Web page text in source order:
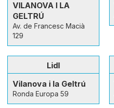
VILANOVA I LA
GELTRÚ
Av. de Francesc Macià
129
Lidl
Vilanova i la Geltrú
Ronda Europa 59